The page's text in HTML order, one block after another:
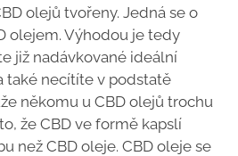
olejů tvořeny. Jedná se o
olejem. Výhodou je tedy
již nadávkované ideální
také necítíte v podstatě
někomu u CBD olejů trochu
že CBD ve formě kapslí
než CBD oleje. CBD oleje se